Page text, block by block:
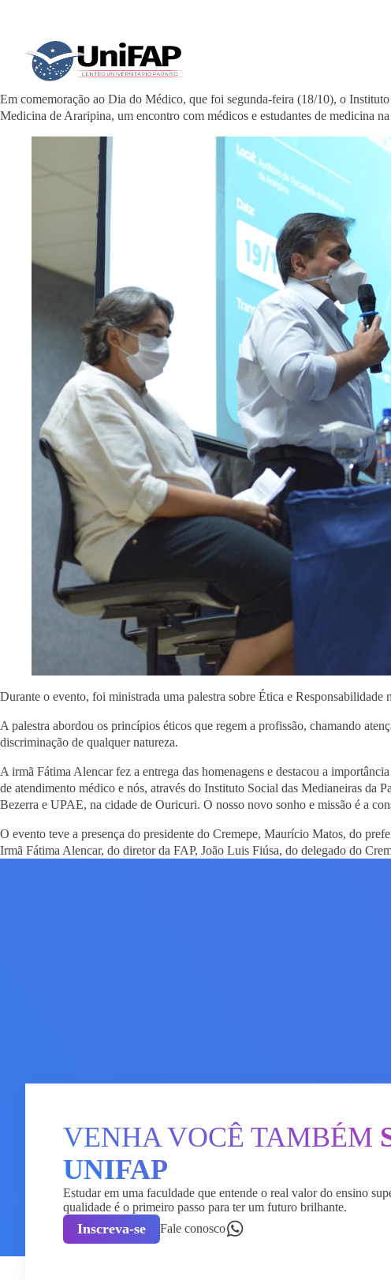
Em comemoração ao Dia do Médico, que foi segunda-feira (18/10), o
Medicina de Araripina, um encontro com médicos e estudantes de medicina
Durante o evento, foi ministrada uma palestra sobre Ética e
A palestra abordou os princípios éticos que regem a profissão, chamando
discriminação de qualquer natureza.
A irmã Fátima Alencar fez a entrega das homenagens e destacou a
de atendimento médico e nós, através do Instituto Social das Medianeiras da
Bezerra e UPAE, na cidade de Ouricuri. O nosso novo sonho e missão é a
O evento teve a presença do presidente do Cremepe, Maurício Matos, do
Irmã Fátima Alencar, do diretor da FAP, João Luis Fiúsa, do delegado do
VENHA VOCÊ TAMBÉM
UNIFAP
Estudar em uma faculdade que entende o real valor do ensino
qualidade é o primeiro passo para ter um futuro brilhante.
Inscreva-se Fale conosco